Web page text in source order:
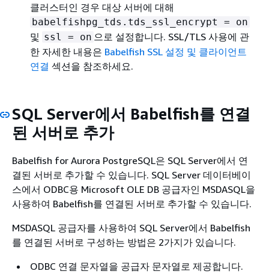
클러스터인 경우 대상 서버에 대해
babelfishpg_tds.tds_ssl_encrypt = on
및 ssl = on 으로 설정합니다. SSL/TLS 사용에 관
한 자세한 내용은 Babelfish SSL 설정 및 클라이언트
연결 섹션을 참조하세요.
SQL Server에서 Babelfish를 연결
된 서버로 추가
Babelfish for Aurora PostgreSQL은 SQL Server에서 연
결된 서버로 추가할 수 있습니다. SQL Server 데이터베이
스에서 ODBC용 Microsoft OLE DB 공급자인 MSDASQL을
사용하여 Babelfish를 연결된 서버로 추가할 수 있습니다.
MSDASQL 공급자를 사용하여 SQL Server에서 Babelfish
를 연결된 서버로 구성하는 방법은 2가지가 있습니다.
ODBC 연결 문자열을 공급자 문자열로 제공합니다.